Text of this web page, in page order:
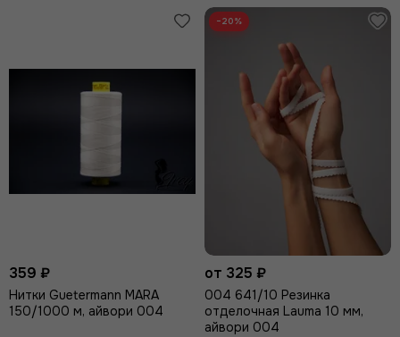
359 ₽
Нитки Guetermann MARA
150/1000 м, айвори 004
−20%
от 325 ₽
004 641/10 Резинка
отделочная Lauma 10 мм,
айвори 004